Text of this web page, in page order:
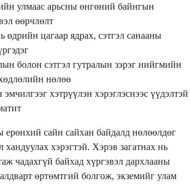
улмаас арьсны өнгөний байнгын
өөрчлөлт
өдрийн цагаар ядрах, сэтгэл санааны
болон сэтгэл гутралын зэрэг нийгмийн
нөлөө
хэтрүүлэн хэрэглэснээс үүдэлтэй
ерөнхий сайн сайхан байдалд нөлөөлдөг
хандуулах хэрэгтэй. Хэрэв загатнах нь
чадахгүй байхад хүргэвэл дархлааны
өртөмтгий болгож, экземийг улам